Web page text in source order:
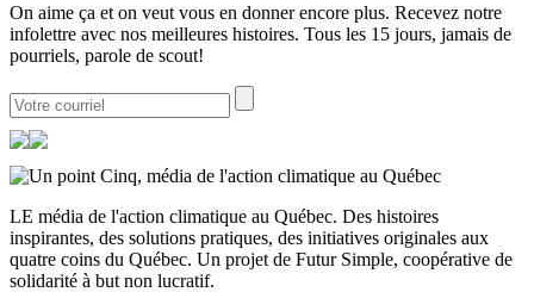
On aime ça et on veut vous en donner encore plus. Recevez notre
infolettre avec nos meilleures histoires. Tous les 15 jours, jamais de
pourriels, parole de scout!
LE média de l'action climatique au Québec. Des histoires
inspirantes, des solutions pratiques, des initiatives originales aux
quatre coins du Québec. Un projet de Futur Simple, coopérative de
solidarité à but non lucratif.